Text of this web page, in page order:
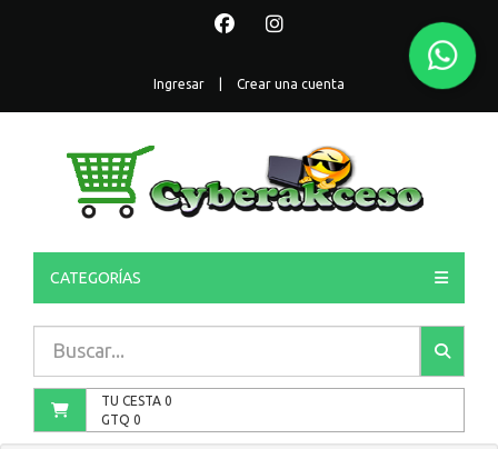
Ingresar Crear una cuenta
CATEGORÍAS
TU CESTA 0
GTQ 0